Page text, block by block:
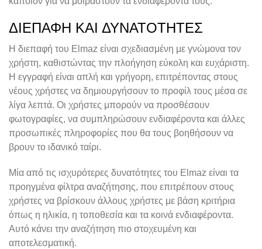
ΔΙΕΠΑΦΉ ΚΑΙ ΔΥΝΑΤΌΤΗΤΕΣ
Η διεπαφή του Elmaz είναι σχεδιασμένη με γνώμονα τον
χρήστη, καθιστώντας την πλοήγηση εύκολη και ευχάριστη.
Η εγγραφή είναι απλή και γρήγορη, επιτρέποντας στους
νέους χρήστες να δημιουργήσουν το προφίλ τους μέσα σε
λίγα λεπτά. Οι χρήστες μπορούν να προσθέσουν
φωτογραφίες, να συμπληρώσουν ενδιαφέροντα και άλλες
προσωπικές πληροφορίες που θα τους βοηθήσουν να
βρουν το ιδανικό ταίρι.
Μία από τις ισχυρότερες δυνατότητες του Elmaz είναι τα
προηγμένα φίλτρα αναζήτησης, που επιτρέπουν στους
χρήστες να βρίσκουν άλλους χρήστες με βάση κριτήρια
όπως η ηλικία, η τοποθεσία και τα κοινά ενδιαφέροντα.
Αυτό κάνει την αναζήτηση πιο στοχευμένη και
αποτελεσματική.